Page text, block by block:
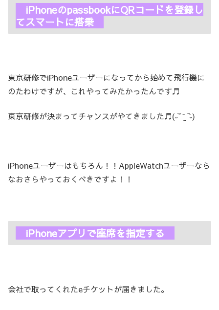
iPhoneのpassbookにQRコードを登録し
てスマートに搭乗
東京研修でiPhoneユーザーになってから始めて飛行機に
のたわけですが、これやってみたかったんです♬
東京研修が決まってチャンスがやてきました♬(˶‾᷄ ⁻̫ ‾᷅˵)
iPhoneユーザーはもちろん！！AppleWatchユーザーなら
なおさらやっておくべきですよ！！
iPhoneアプリで座席を指定する
会社で取ってくれたeチケットが届きました。